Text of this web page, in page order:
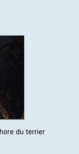
du terrier